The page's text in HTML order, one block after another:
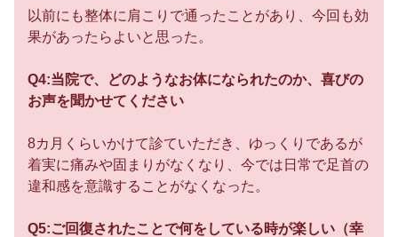
以前にも整体に肩こりで通ったことがあり、今回も効
果があったらよいと思った。
Q4:当院で、どのようなお体になられたのか、喜びの
お声を聞かせてください
8カ月くらいかけて診ていただき、ゆっくりであるが
着実に痛みや固まりがなくなり、今では日常で足首の
違和感を意識することがなくなった。
Q5:ご回復されたことで何をしている時が楽しい（幸